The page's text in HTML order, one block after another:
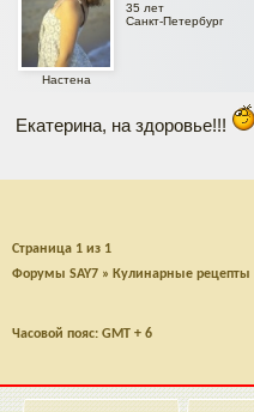
Настена
35 лет
Санкт-Петербург
Екатерина, на здоровье!!!
Страница 1 из 1
Форумы SAY7 » Кулинарные рецепты
Часовой пояс: GMT + 6